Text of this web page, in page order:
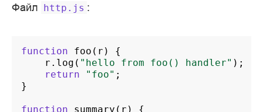
Файл http.js :
function foo ( r )
{
r . log ( "hello from foo() handler" );
return
"foo" ;
}
function summary ( r )
{